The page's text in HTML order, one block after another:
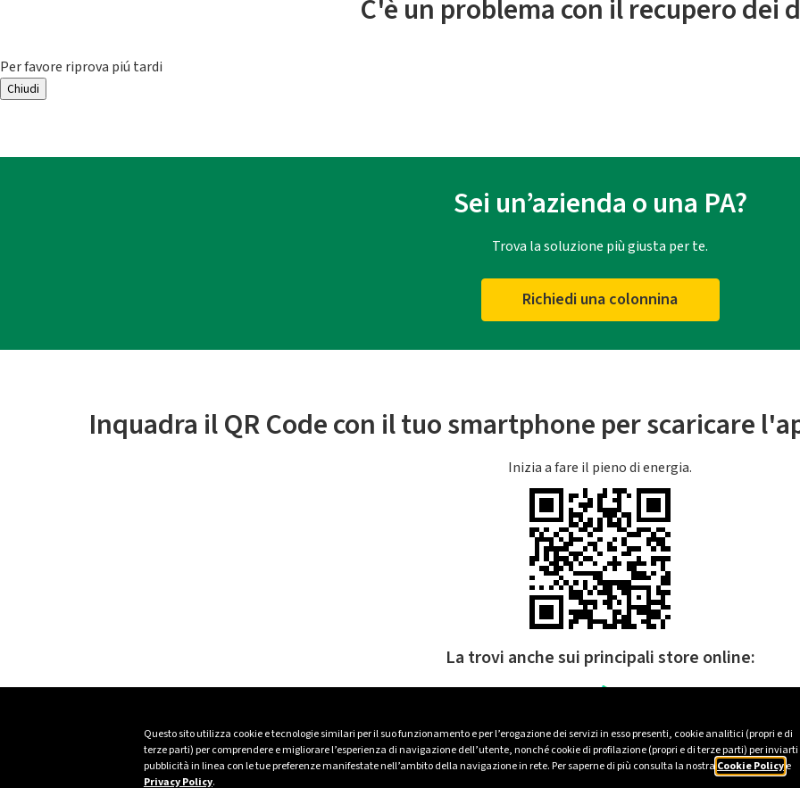
Questo sito utilizza cookie e tecnologie similari per il suo funzionamento e per l’erogazione dei servizi in esso presenti, cookie analitici (propri e di
terze parti) per comprendere e migliorare l’esperienza di navigazione dell’utente, nonché cookie di profilazione (propri e di terze parti) per inviarti
pubblicità in linea con le tue preferenze manifestate nell’ambito della navigazione in rete. Per saperne di più consulta la nostra Cookie Policye
Privacy Policy.
C'è un problema con il recupero dei
Per favore riprova piú tardi
Chiudi
Sei un’azienda o una PA?
Trova la soluzione più giusta per te.
Richiedi una colonnina
Inquadra il QR Code con il tuo smartphone per scaricare
Inizia a fare il pieno di energia.
La trovi anche sui principali store online: